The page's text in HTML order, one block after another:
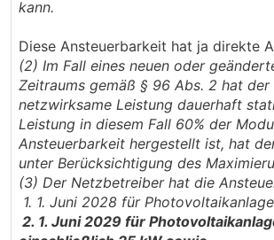
kann.
Diese Ansteuerbarkeit hat ja direkte
(2) Im Fall eines neuen oder
Zeitraums gemäß § 96 Abs. 2 hat
netzwirksame Leistung dauerhaft
Leistung in diesem Fall 60% der
Ansteuerbarkeit hergestellt ist, hat
unter Berücksichtigung des
(3) Der Netzbetreiber hat die
1. 1. Juni 2028 für
2. 1. Juni 2029 für